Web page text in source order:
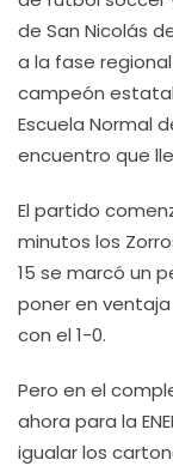
de San Nicolás
a la fase
campeón
Escuela Normal
encuentro que
El partido
minutos los
15 se marcó un
poner en
con el 1-0.
Pero en el
ahora para la
igualar los